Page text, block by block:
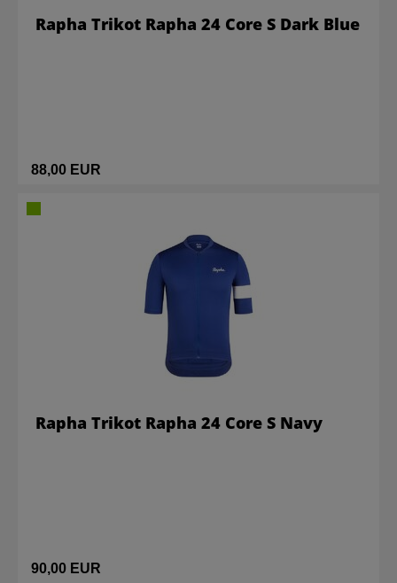
88,00 EUR
Rapha Trikot Rapha 24 Core S Dark Blue
90,00 EUR
Rapha Trikot Rapha 24 Core S Navy